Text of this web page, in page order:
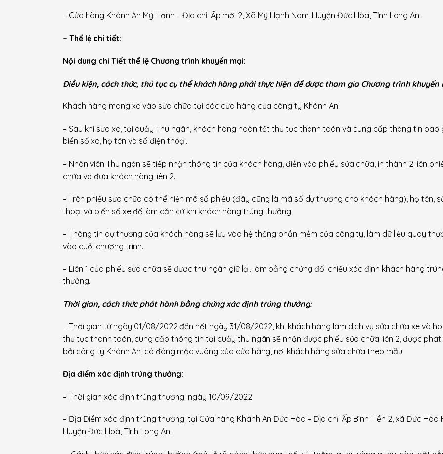
– Cửa hàng Khánh An Mỹ Hạnh – Địa chỉ: Ấp mới 2, Xã Mỹ Hạnh Nam, Huyện Đức Hòa, Tỉnh Long An.
– Thể lệ chi tiết:
Nội dung chi Tiết thể lệ Chương trình khuyến mại:
Điều kiện, cách thức, thủ tục cụ thể khách hàng phải thực hiện để được tham gia Chương trình khuyến
Khách hàng mang xe vào sửa chữa tại các cửa hàng của công ty Khánh An
– Sau khi sửa xe, tại quầy Thu ngân, khách hàng hoàn tất thủ tục thanh toán và cung cấp thông tin bao
biển số xe, họ tên và số điện thoại.
– Nhân viên Thu ngân sẽ tiếp nhận thông tin của khách hàng, điền vào phiếu sửa chữa, in thành 2 liên
chữa và đưa khách hàng liên 2.
– Trên phiếu sửa chữa có thể hiện mã số phiếu (đây cũng là mã số dự thưởng cho khách hàng), họ tên,
thoại và biển số xe để làm căn cứ khi khách hàng trúng thưởng.
– Thông tin dự thưởng của khách hàng sẽ lưu vào hệ thống phần mềm của công ty, làm dữ liệu quay
vào cuối chương trình.
– Liên 1 của phiếu sửa chữa sẽ được thu ngân giữ lại, làm bằng chứng đối chiếu xác định khách hàng
thưởng.
Thời gian, cách thức phát hành bằng chứng xác định trúng thưởng:
– Thời gian từ ngày 01/08/2022 đến hết ngày 31/08/2022, khi khách hàng làm dịch vụ sửa chữa xe và
thủ tục thanh toán, cung cấp thông tin tại quầy thu ngân sẽ nhận được phiếu sửa chữa liên 2, được phát
bởi công ty Khánh An, có đóng mộc vuông của cửa hàng, nơi khách hàng sửa chữa theo mẫu
Địa điểm xác định trúng thưởng:
– Thời gian xác định trúng thưởng: ngày 10/09/2022
– Địa Điểm xác định trúng thưởng: tại Cửa hàng Khánh An Đức Hòa – Địa chỉ: Ấp Bình Tiền 2, xã Đức Hòa
Huyện Đức Hoà, Tỉnh Long An.